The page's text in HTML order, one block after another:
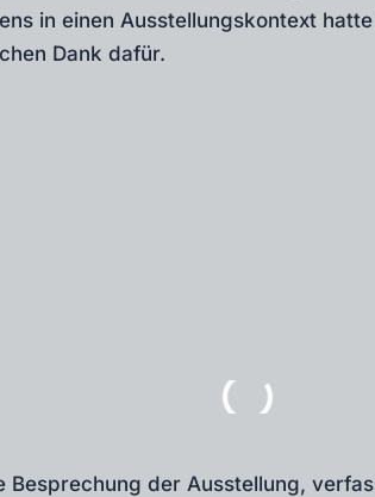
in einen Ausstellungskontext
Dank dafür.
Besprechung der Ausstellung,